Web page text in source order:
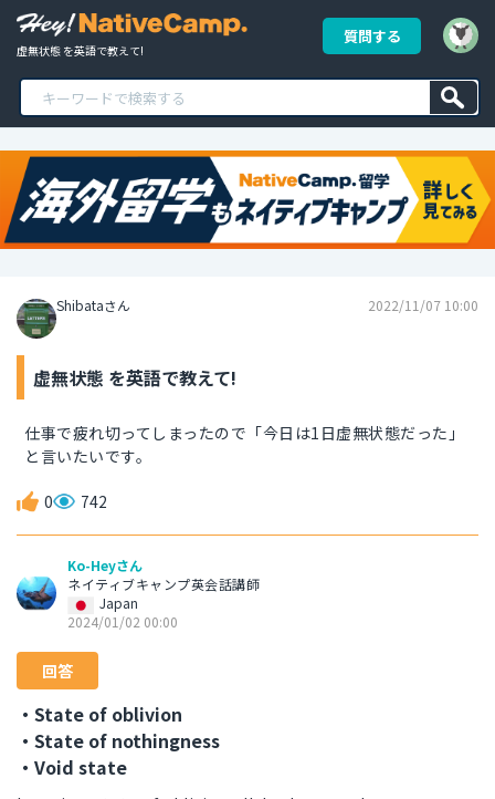
虚無状態 を英語で教えて!
質問する
Shibataさん 2022/11/07 10:00
虚無状態 を英語で教えて!
仕事で疲れ切ってしまったので「今日は1日虚無状態だった」
と言いたいです。
0 742
Ko-Heyさん
ネイティブキャンプ英会話講師
Japan
2024/01/02 00:00
回答
・State of oblivion
・State of nothingness
・Void state